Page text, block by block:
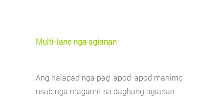
Multi-lane nga agianan
Ang halapad nga pag-apod-apod mahimo
usab nga magamit sa daghang agianan